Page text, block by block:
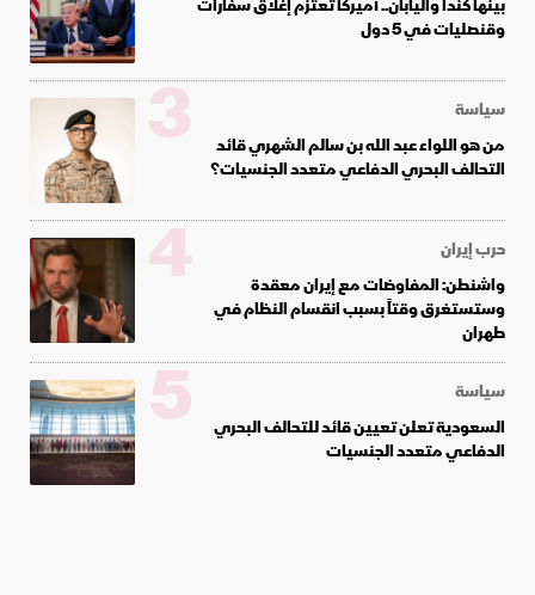
وقنصليات في 5 دول
سياسة
من هو اللواء عبد الله بن سالم الشهري قائد
التحالف البحري الدفاعي متعدد الجنسيات؟
3
حرب إيران
واشنطن: المفاوضات مع إيران معقدة
وستستغرق وقتاً بسبب انقسام النظام في
طهران
4
سياسة
السعودية تعلن تعيين قائد للتحالف البحري
الدفاعي متعدد الجنسيات
5